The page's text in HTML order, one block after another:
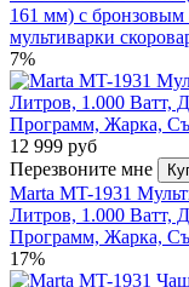
161 мм) с
мультиварки
7%
12 999 руб
Перезвоните мне
Marta MT-1931
Литров, 1.000 Ватт,
Программ, Жарка,
17%